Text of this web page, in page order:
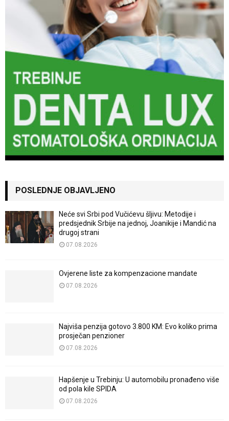
POSLEDNJE OBJAVLJENO
Neće svi Srbi pod Vučićevu šljivu: Metodije i
predsjednik Srbije na jednoj, Joanikije i Mandić na
drugoj strani
07.08.2026
Ovjerene liste za kompenzacione mandate
07.08.2026
Najviša penzija gotovo 3.800 KM: Evo koliko prima
prosječan penzioner
07.08.2026
Hapšenje u Trebinju: U automobilu pronađeno više
od pola kile SPIDA
07.08.2026